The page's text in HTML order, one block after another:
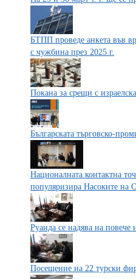
БТПП проведе анкета във
с чужбина през 2025 г.
Покана за срещи с
Българската търговско-
Националната контактна
популяризира Насоките на
Руанда се надява на повече
Посещение на 22 турски